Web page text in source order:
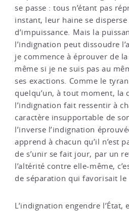
se passe : tous n’étant pas
instant, leur haine se
d’impuissance. Mais la
l’indignation peut dissoudre
je commence à éprouver de
même si je ne suis pas au
ses exactions. Comme le tyran
quelqu’un, à tout moment, la
l’indignation fait ressentir à
caractère insupportable de
l’inverse l’indignation
apprend à chacun qu’il n’est
de s’unir se fait jour, par un
l’altérité contre elle-même,
de séparation qui favorisait
L’indignation engendre l’État,